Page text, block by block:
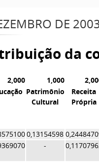
DE
da
2,000 1,000
Patrimônio
Cultural
Receita
Própria
0,13154598
-